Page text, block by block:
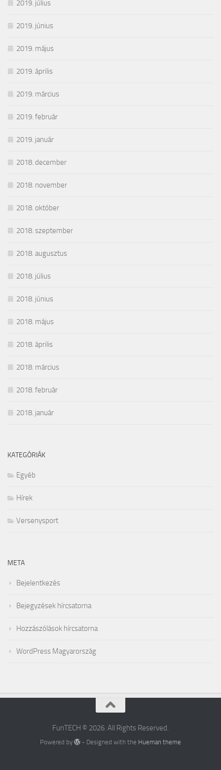
2019. július
2019. június
2019. május
2019. április
2019. március
2019. február
2019. január
2018. december
2018. november
2018. október
2018. szeptember
2018. augusztus
2018. július
2018. június
2018. május
2018. április
2018. március
2018. február
2018. január
KATEGÓRIÁK
Egyéb
Hírek
Versenysport
META
Bejelentkezés
Bejegyzések hírcsatorna
Hozzászólások hírcsatorna
WordPress Magyarország
FunTECH © 2026. All Rights Reserved.
Powered by - Designed with the Hueman theme